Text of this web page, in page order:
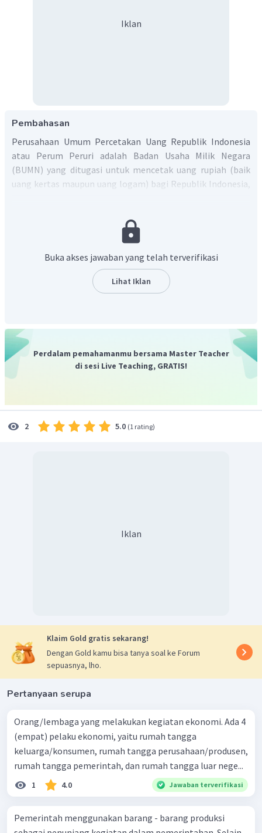
Iklan
Pembahasan
Perusahaan Umum Percetakan Uang Republik Indonesia
atau Perum Peruri adalah Badan Usaha Milik Negara
(BUMN) yang ditugasi untuk mencetak uang rupiah (baik
uang kertas maupun uang logam) bagi Republik Indonesia,
Buka akses jawaban yang telah terverifikasi
Lihat Iklan
Perdalam pemahamanmu bersama Master Teacher
di sesi Live Teaching, GRATIS!
2 5.0 (1 rating)
Iklan
Klaim Gold gratis sekarang!
Dengan Gold kamu bisa tanya soal ke Forum
sepuasnya, lho.
Pertanyaan serupa
Orang/lembaga yang melakukan kegiatan ekonomi. Ada 4
(empat) pelaku ekonomi, yaitu rumah tangga
keluarga/konsumen, rumah tangga perusahaan/produsen,
rumah tangga pemerintah, dan rumah tangga luar nege...
1 4.0 Jawaban terverifikasi
Pemerintah menggunakan barang - barang produksi